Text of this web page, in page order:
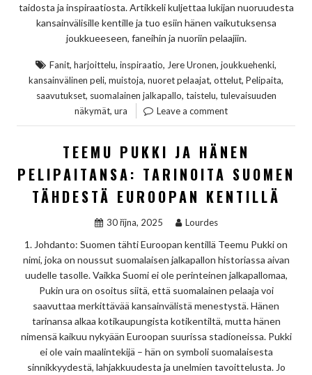
taidosta ja inspiraatiosta. Artikkeli kuljettaa lukijan nuoruudesta
kansainvälisille kentille ja tuo esiin hänen vaikutuksensa
joukkueeseen, faneihin ja nuoriin pelaajiin.
Fanit, harjoittelu, inspiraatio, Jere Uronen, joukkuehenki,
kansainvälinen peli, muistoja, nuoret pelaajat, ottelut, Pelipaita,
saavutukset, suomalainen jalkapallo, taistelu, tulevaisuuden
näkymät, ura Leave a comment
TEEMU PUKKI JA HÄNEN
PELIPAITANSA: TARINOITA SUOMEN
TÄHDESTÄ EUROOPAN KENTILLÄ
30 října, 2025 Lourdes
1. Johdanto: Suomen tähti Euroopan kentillä Teemu Pukki on
nimi, joka on noussut suomalaisen jalkapallon historiassa aivan
uudelle tasolle. Vaikka Suomi ei ole perinteinen jalkapallomaa,
Pukin ura on osoitus siitä, että suomalainen pelaaja voi
saavuttaa merkittävää kansainvälistä menestystä. Hänen
tarinansa alkaa kotikaupungista kotikentiltä, mutta hänen
nimensä kaikuu nykyään Euroopan suurissa stadioneissa. Pukki
ei ole vain maalintekijä – hän on symboli suomalaisesta
sinnikkyydestä, lahjakkuudesta ja unelmien tavoittelusta. Jo